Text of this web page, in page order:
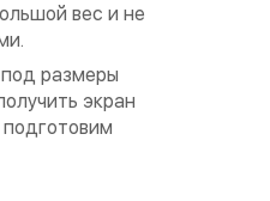
вес и не
размеры
экран